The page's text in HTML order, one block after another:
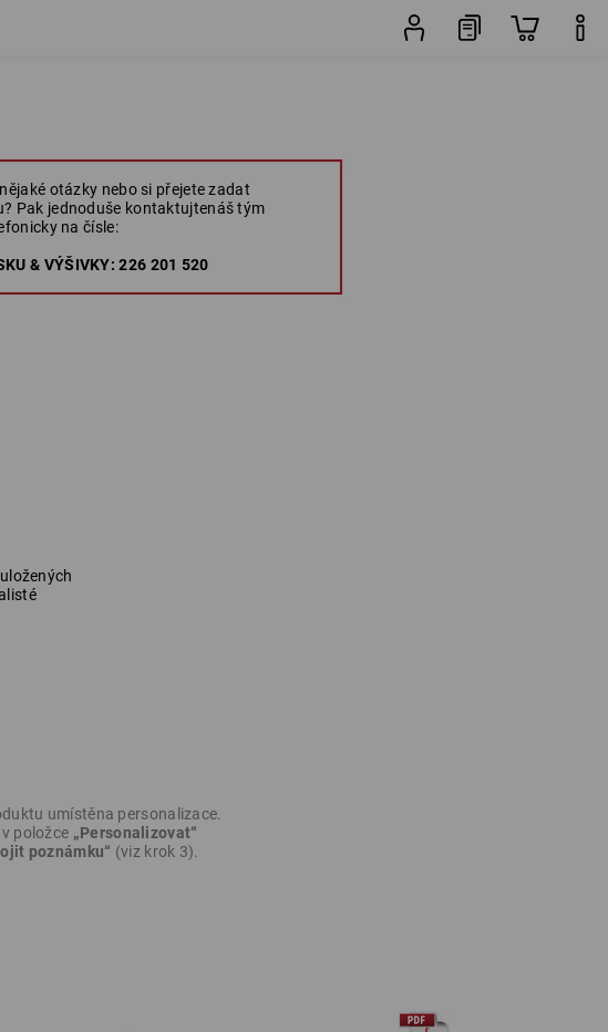
otázky nebo si přejete zadat
Pak jednoduše kontaktujtenáš tým
na čísle:
& VÝŠIVKY: 226 201 520
umístěna personalizace.
položce „Personalizovat“
poznámku“ (viz krok 3).